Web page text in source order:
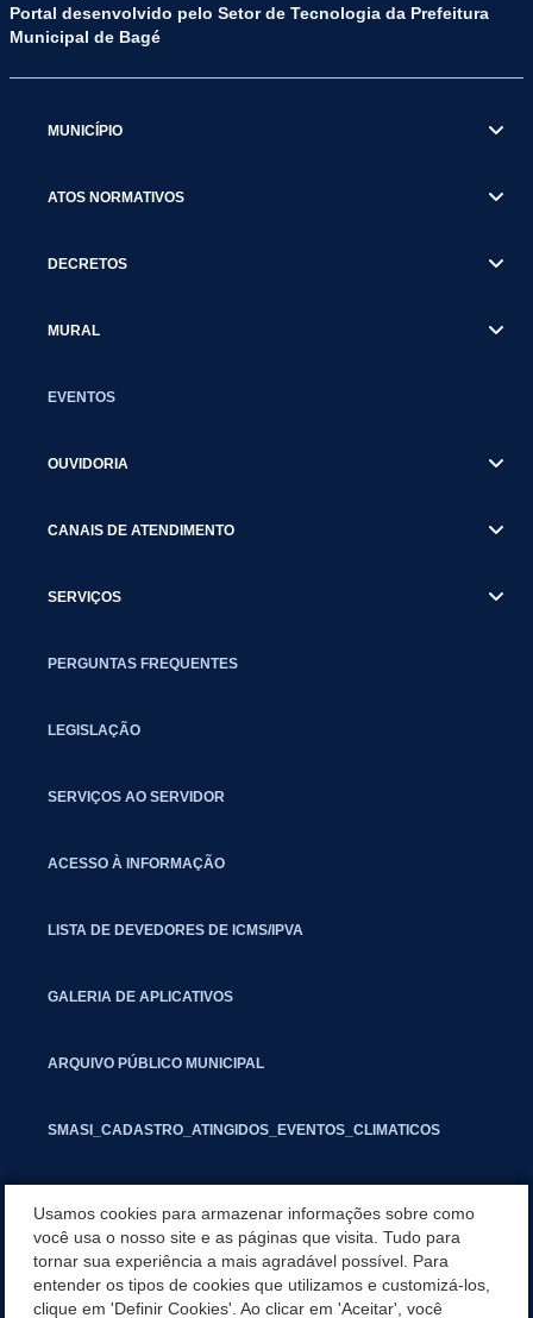
Portal desenvolvido pelo Setor de Tecnologia da Prefeitura
Municipal de Bagé
MUNICÍPIO
ATOS NORMATIVOS
DECRETOS
MURAL
EVENTOS
OUVIDORIA
CANAIS DE ATENDIMENTO
SERVIÇOS
PERGUNTAS FREQUENTES
LEGISLAÇÃO
SERVIÇOS AO SERVIDOR
ACESSO À INFORMAÇÃO
LISTA DE DEVEDORES DE ICMS/IPVA
GALERIA DE APLICATIVOS
ARQUIVO PÚBLICO MUNICIPAL
SMASI_CADASTRO_ATINGIDOS_EVENTOS_CLIMATICOS
INFORMATIVO PIT
Usamos cookies para armazenar informações sobre como
você usa o nosso site e as páginas que visita. Tudo para
tornar sua experiência a mais agradável possível. Para
entender os tipos de cookies que utilizamos e customizá-los,
clique em 'Definir Cookies'. Ao clicar em 'Aceitar', você